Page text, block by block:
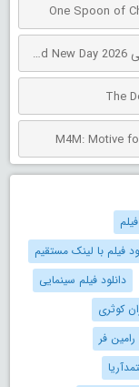
دانلود فیلم مرد عنکبوتی: روز کاملاً جدید دوبله فارسی Spider-Man: Brand New Day 2026
فیلم با لینک مستقیم
دانلود فیلم سینمایی
کوثری
فر